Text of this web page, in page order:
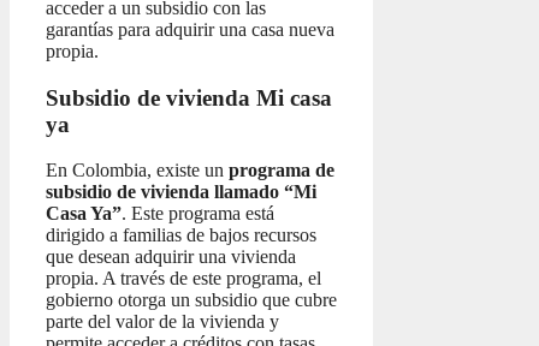
acceder a un subsidio con las
garantías para adquirir una casa nueva
propia.
Subsidio de vivienda Mi casa
ya
En Colombia, existe un programa de
subsidio de vivienda llamado “Mi
Casa Ya”. Este programa está
dirigido a familias de bajos recursos
que desean adquirir una vivienda
propia. A través de este programa, el
gobierno otorga un subsidio que cubre
parte del valor de la vivienda y